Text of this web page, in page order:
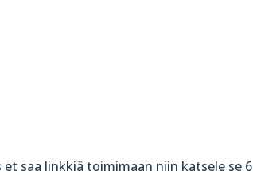
saa linkkiä toimimaan niin katsele se 6